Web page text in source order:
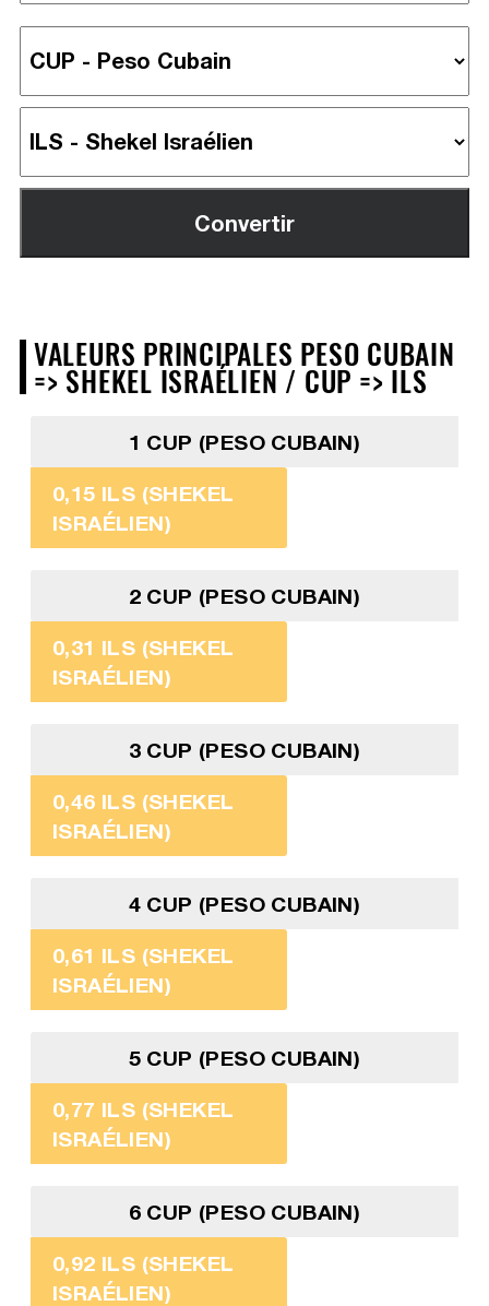
VALEURS PRINCIPALES PESO CUBAIN
=> SHEKEL ISRAÉLIEN / CUP => ILS
1 CUP (PESO CUBAIN)
0,15 ILS (SHEKEL
ISRAÉLIEN)
2 CUP (PESO CUBAIN)
0,31 ILS (SHEKEL
ISRAÉLIEN)
3 CUP (PESO CUBAIN)
0,46 ILS (SHEKEL
ISRAÉLIEN)
4 CUP (PESO CUBAIN)
0,61 ILS (SHEKEL
ISRAÉLIEN)
5 CUP (PESO CUBAIN)
0,77 ILS (SHEKEL
ISRAÉLIEN)
6 CUP (PESO CUBAIN)
0,92 ILS (SHEKEL
ISRAÉLIEN)